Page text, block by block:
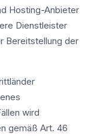
Hosting-Anbieter
Dienstleister
Bereitstellung der
wird
gemäß Art. 46